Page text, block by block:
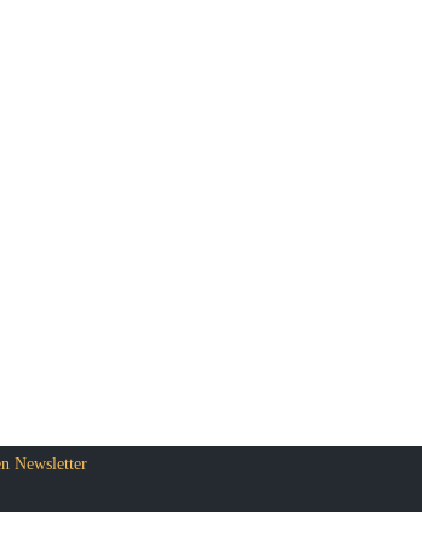
Newsletter